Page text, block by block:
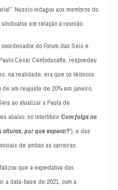
Nussio indagou aos membros do
em relação à reunião.
do Fórum das Seis e
César Centoducatte, respondeu
na realidade, era que os técnicos
de um reajuste de 20% em janeiro,
ao atualizar a Pauta de
abaixo, no intertítulo ‘Com folga na
alturas, por que esperar?’), e das
de ambas as carreiras.
que a expectativa das
a data-base de 2021, com a